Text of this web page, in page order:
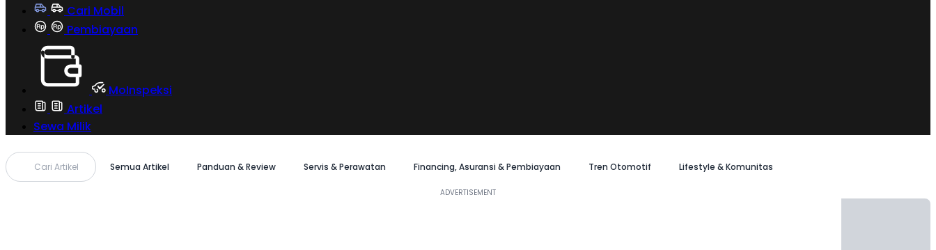
Cari Mobil
Pembiayaan
MoInspeksi
Artikel
Sewa Milik
Cari Artikel Semua Artikel Panduan & Review Servis & Perawatan Financing, Asuransi & Pembiayaan Tren Otomotif Lifestyle & Komunitas